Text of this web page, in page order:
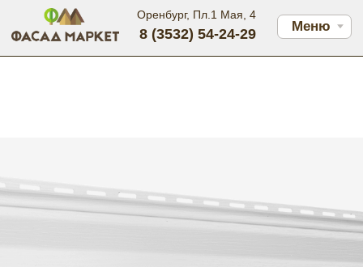
Меню
Оренбург, Пл.1 Мая, 4
8 (3532) 54-24-29